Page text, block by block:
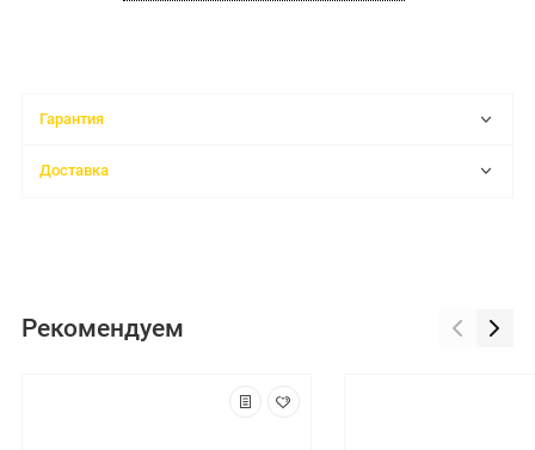
Гарантия
Доставка
Рекомендуем